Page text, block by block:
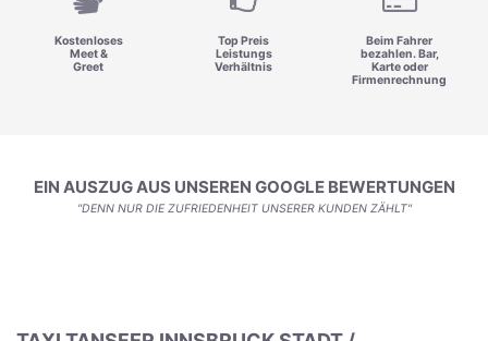
Kostenloses
Meet &
Greet
Top Preis
Leistungs
Verhältnis
Beim Fahrer
bezahlen. Bar,
Karte oder
Firmenrechnung
EIN AUSZUG AUS UNSEREN GOOGLE BEWERTUNGEN
"DENN NUR DIE ZUFRIEDENHEIT UNSERER KUNDEN ZÄHLT"